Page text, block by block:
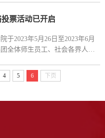
票活动已开启
于2023年5月26日至2023年6月
全体师生员工、社会各界人士
得全国各地近300余件设计方案
4 5 6 下页